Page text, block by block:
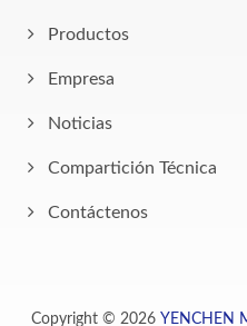
Productos
Empresa
Noticias
Compartición Técnica
Contáctenos
Copyright © 2026 YENCHEN